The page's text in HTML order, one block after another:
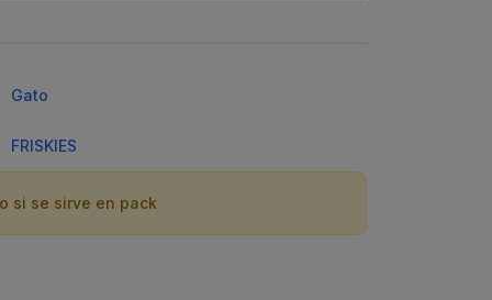
Gato
FRISKIES
si se sirve en pack